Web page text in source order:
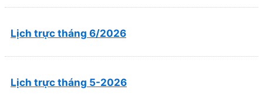
Lịch trực tháng 6/2026
Lịch trực tháng 5-2026